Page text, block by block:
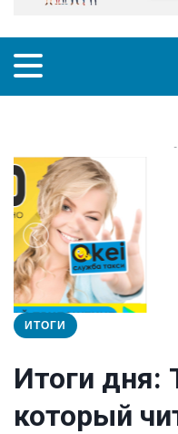
ИТОГИ
Итоги дня:
который